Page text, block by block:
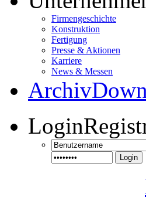
Firmengeschichte
Konstruktion
Fertigung
Presse & Aktionen
Karriere
News & Messen
Archiv
Login
Login